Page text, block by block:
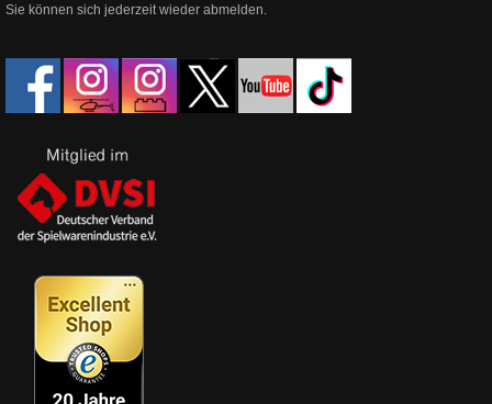
Sie können sich jederzeit wieder abmelden.